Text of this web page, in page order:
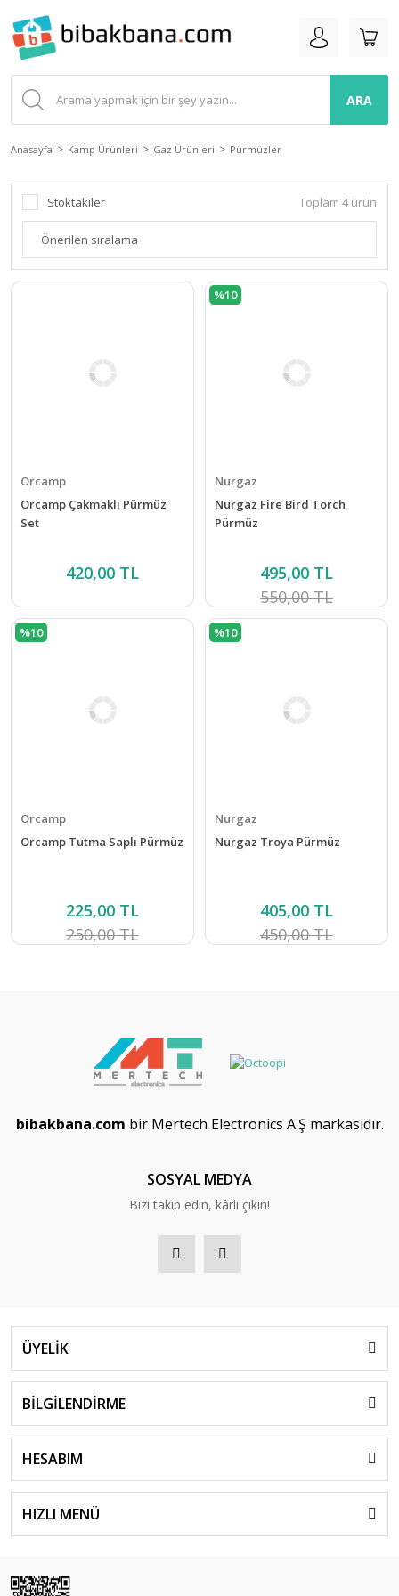
ARA
Anasayfa Kamp Ürünleri Gaz Ürünleri Pürmüzler
Stoktakiler Toplam 4 ürün
Orcamp
Orcamp Çakmaklı Pürmüz
Set
420,00 TL
%10
Nurgaz
Nurgaz Fire Bird Torch
Pürmüz
495,00 TL
550,00 TL
%10
Orcamp
Orcamp Tutma Saplı Pürmüz
225,00 TL
250,00 TL
%10
Nurgaz
Nurgaz Troya Pürmüz
405,00 TL
450,00 TL
bibakbana.com bir Mertech Electronics A.Ş markasıdır.
SOSYAL MEDYA
Bizi takip edin, kârlı çıkın!
ÜYELİK
BİLGİLENDİRME
HESABIM
HIZLI MENÜ